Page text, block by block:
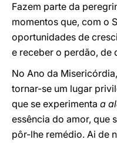
Fazem parte da
momentos que, com o
oportunidades de
e receber o perdão, de
No Ano da
tornar-se um lugar
que se experimenta a
essência do amor, que
pôr-lhe remédio. Ai de